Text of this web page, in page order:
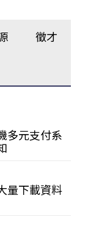
徵才
多元支付系
量下載資料